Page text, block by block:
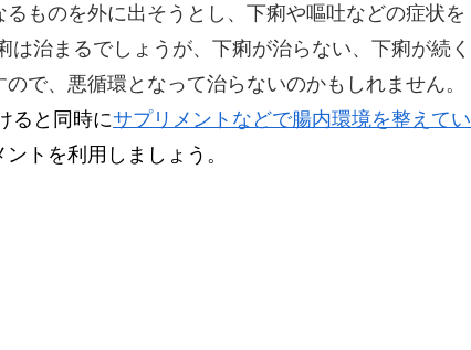
ものを外に出そうとし、下痢や嘔吐などの症状を
治まるでしょうが、下痢が治らない、下痢が続く
で、悪循環となって治らないのかもしれません。
ると同時にサプリメントなどで腸内環境を整えてい
トを利用しましょう。